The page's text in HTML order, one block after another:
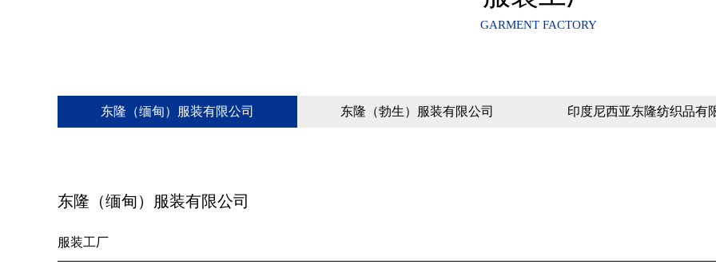
东隆（缅甸）服装有限公司 东隆（勃生）服装有限公司 印度尼西亚东隆纺织品有
GARMENT FACTORY
东隆（缅甸）服装有限公司
服装工厂